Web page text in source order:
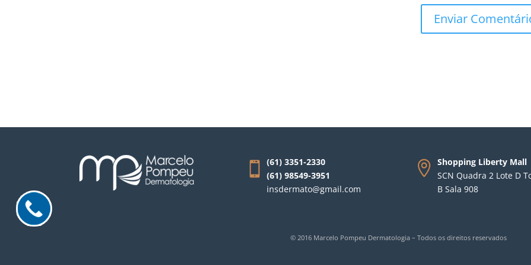
(61) 3351-2330
(61) 98549-3951
insdermato@gmail.com
Shopping Liberty Mall
SCN Quadra 2 Lote D
B Sala 908
© 2016 Marcelo Pompeu Dermatologia – Todos os direitos reservados